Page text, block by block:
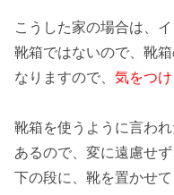
こうした家の場合は、
靴箱ではないので、 靴
なりますので、 気をつけ
靴箱を使うように言わ
あるので、変に遠慮せ
下の段に、靴を置かせて